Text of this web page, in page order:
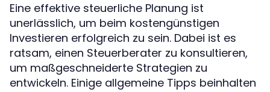
Eine effektive steuerliche Planung ist
unerlässlich, um beim kostengünstigen
Investieren erfolgreich zu sein. Dabei ist es
ratsam, einen Steuerberater zu konsultieren,
um maßgeschneiderte Strategien zu
entwickeln. Einige allgemeine Tipps beinhalten